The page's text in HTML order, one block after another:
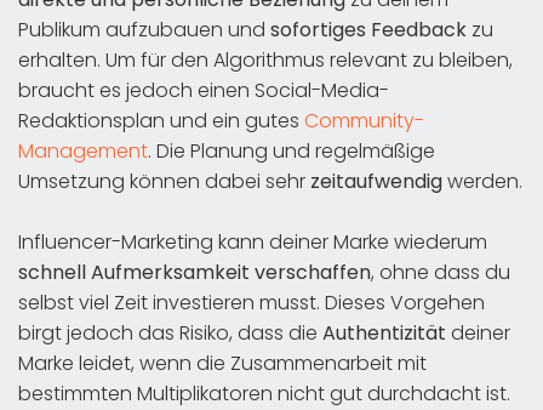
Publikum aufzubauen und sofortiges Feedback zu
erhalten. Um für den Algorithmus relevant zu bleiben,
braucht es jedoch einen Social-Media-
Redaktionsplan und ein gutes Community-
Management. Die Planung und regelmäßige
Umsetzung können dabei sehr zeitaufwendigwerden.
Influencer-Marketing kann deiner Marke wiederum
schnell Aufmerksamkeit verschaffen, ohne dass du
selbst viel Zeit investieren musst. Dieses Vorgehen
birgt jedoch das Risiko, dass die Authentizität deiner
Marke leidet, wenn die Zusammenarbeit mit
bestimmten Multiplikatoren nicht gut durchdacht ist.